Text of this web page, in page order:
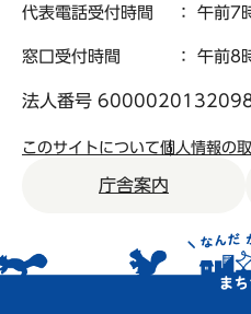
代表電話受付時間 ： 午前7
窓口受付時間 ： 午前8
法人番号
このサイトについて個人情報の
庁舎案内